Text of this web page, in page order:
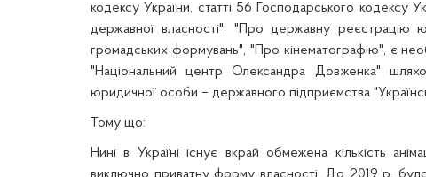
кодексу України, статті 56 Господарського кодексу
державної власності", "Про державну реєстрацію
громадських формувань", "Про кінематографію", є
"Національний центр Олександра Довженка"
юридичної особи – державного підприємства
Тому що:
Нині в Україні існує вкрай обмежена кількість